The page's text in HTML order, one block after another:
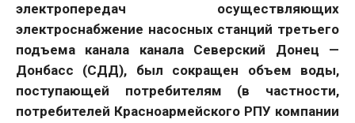
электропередач осуществляющих
электроснабжение насосных станций третьего
подъема канала канала Северский Донец —
Донбасс (СДД), был сокращен объем воды,
поступающей потребителям (в частности,
потребителей Красноармейского РПУ компании